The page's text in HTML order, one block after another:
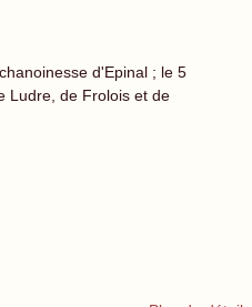
d'Epinal ; le 5
Ludre, de Frolois et de